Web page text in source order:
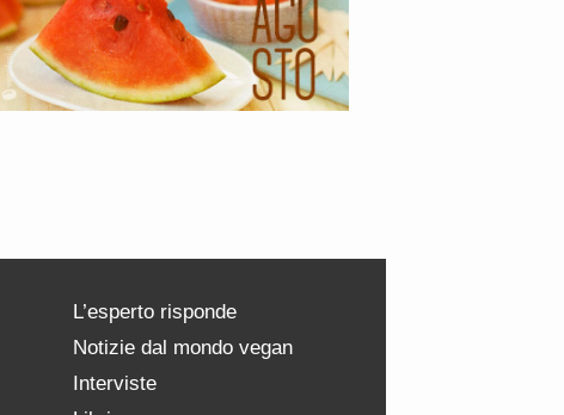
L’esperto risponde
Notizie dal mondo vegan
Interviste